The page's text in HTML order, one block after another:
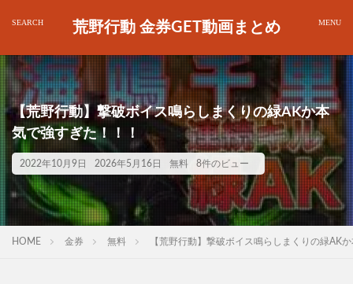
荒野行動 金券GET動画まとめ
【荒野行動】撃破ボイス鳴らしまくりの緑AKか本
気で強すぎた！！！
2022年10月9日 2026年5月16日 無料 8件のビュー
HOME 金券 無料 【荒野行動】撃破ボイス鳴らしまくりの緑AK